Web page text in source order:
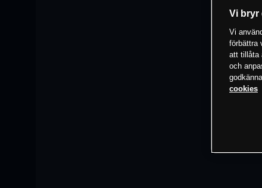
Vi bryr
Vi
förbättra
att tillåta
och
cookies